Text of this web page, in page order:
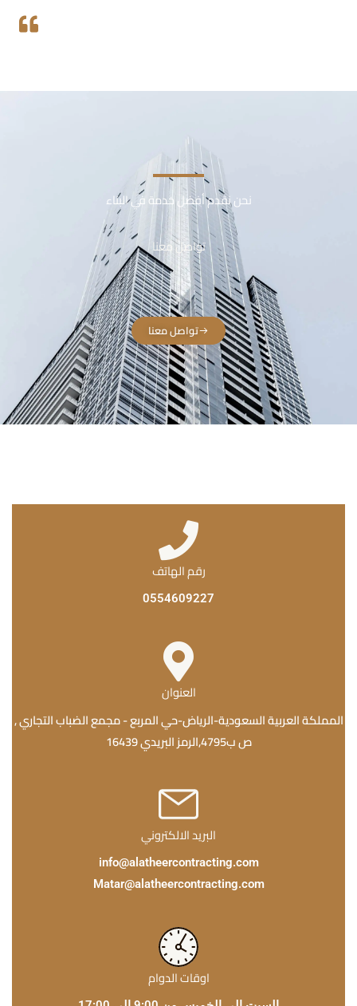
نحن نقدم أفضل خدمة في البناء
تواصل معنا
تواصل معنا
رقم الهاتف
0554609227
العنوان
المملكة العربية السعودية-الرياض-حي المربع - مجمع الضباب التجاري ,
ص ب4795,الرمز البريدي 16439
البريد الالكتروني
info@alatheercontracting.com
Matar@alatheercontracting.com
اوقات الدوام